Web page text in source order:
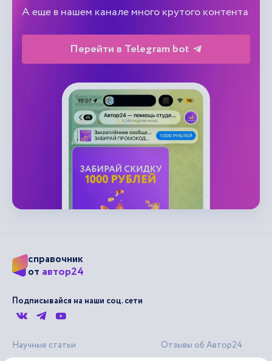
А еще в нашем канале много крутого контента
Перейти в Telegram bot
справочник
от автор24
Подписывайся на наши соц. сети
Научные статьи
Отзывы об Автор24